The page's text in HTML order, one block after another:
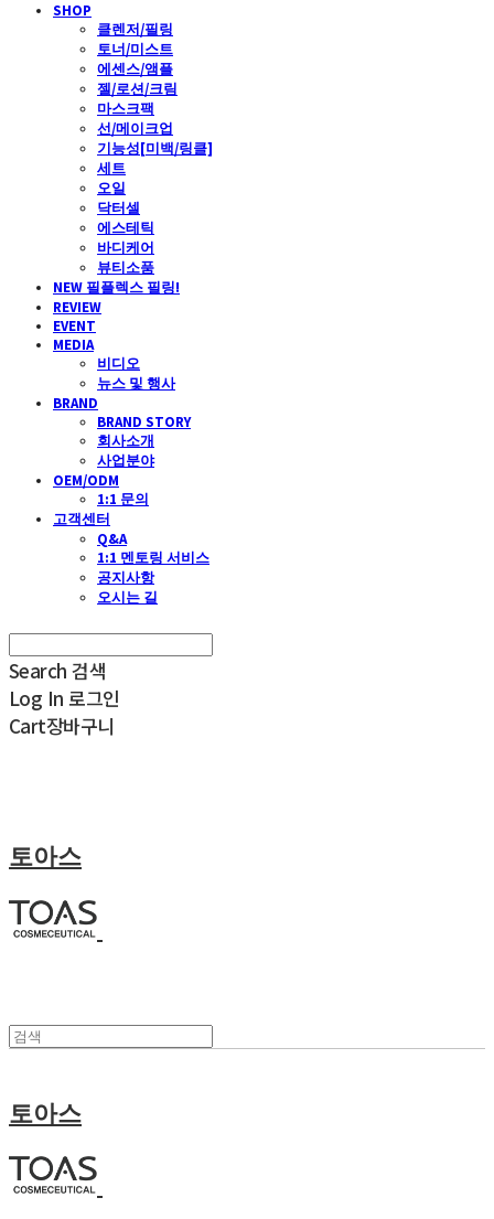
SHOP
클렌저/필링
토너/미스트
에센스/앰플
젤/로션/크림
마스크팩
선/메이크업
기능성[미백/링클]
세트
오일
닥터셀
에스테틱
바디케어
뷰티소품
NEW 필플렉스 필링!
REVIEW
EVENT
MEDIA
비디오
뉴스 및 행사
BRAND
BRAND STORY
회사소개
사업분야
OEM/ODM
1:1 문의
고객센터
Q&A
1:1 멘토링 서비스
공지사항
오시는 길
Search 검색
Log In 로그인
Cart장바구니
토아스
토아스